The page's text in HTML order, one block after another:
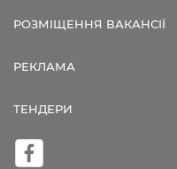
РОЗМІЩЕННЯ ВАКАНСІЇ
РЕКЛАМА
ТЕНДЕРИ